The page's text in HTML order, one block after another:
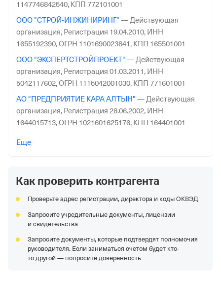
1147746842540, КПП 772101001
ООО "СТРОЙ-ИНЖИНИРИНГ" — Действующая
организация, Регистрация 19.04.2010, ИНН
1655192390,ОГРН 1101690023841, КПП 165501001
ООО "ЭКСПЕРТСТРОЙПРОЕКТ" — Действующая
организация, Регистрация 01.03.2011, ИНН
5042117602,ОГРН 1115042001030, КПП 771601001
АО "ПРЕДПРИЯТИЕ КАРА АЛТЫН" — Действующая
организация, Регистрация 28.06.2002, ИНН
1644015713,ОГРН 1021601625176, КПП 164401001
ООО "ИНЖСТРОЙ-ИННОВАЦИИ"
ООО "Пальмира Груп"
—Действующая организация,
1067746737959,КПП 772701001
ООО "ПСМК"—Действующая организация,
Регистрация 29.12.2017,
1172468075581,КПП 245701001
ООО "МЕТАДИНЕА"—Действующая организация,
Еще
Как проверить контрагента
Проверьте адрес регистрации, директора и коды ОКВЭД
Запросите учредительные документы, лицензии
и свидетельства
Запросите документы, которые подтвердят полномочия
руководителя. Если заниматься счетом будет кто-
то другой — попросите доверенность